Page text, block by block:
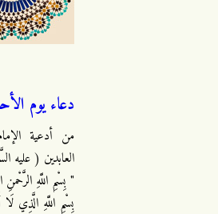
دعاء يوم
من أدعية
العابدين ( عليه
" بِسْمِ اللَّهِ الرَّحْمنِ
بِسْمِ اللَّهِ الَّذِي